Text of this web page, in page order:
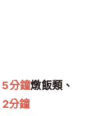
5分鐘燉飯類、
2分鐘